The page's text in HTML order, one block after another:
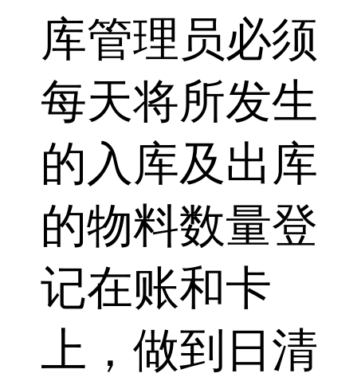
库管理员必须
每天将所发生
的入库及出库
的物料数量登
记在账和卡
上，做到日清